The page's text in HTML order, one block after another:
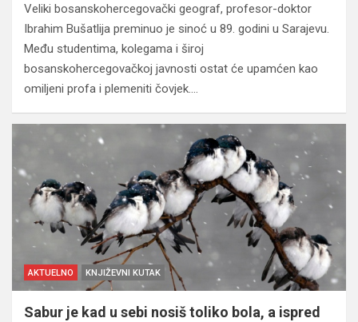
Veliki bosanskohercegovački geograf, profesor-doktor
Ibrahim Bušatlija preminuo je sinoć u 89. godini u Sarajevu.
Među studentima, kolegama i široj
bosanskohercegovačkoj javnosti ostat će upamćen kao
omiljeni profa i plemeniti čovjek.…
AKTUELNO KNJIŽEVNI KUTAK
Sabur je kad u sebi nosiš toliko bola, a ispred